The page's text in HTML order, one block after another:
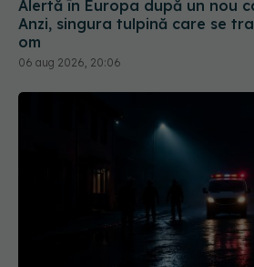
Caz șocant la Cluj. Echipaj de
în timpul unei misiuni în Cluj.